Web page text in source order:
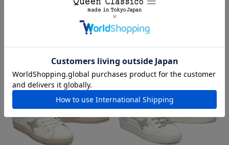
あなたにおすすめ